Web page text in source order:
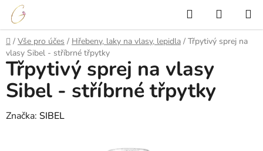
Přejít
obsah
Hledat
KOŠÍK
Domů
/ Vše pro účes / Hřebeny, laky na vlasy, lepidla / Třpytivý sprej na
vlasy Sibel - stříbrné třpytky
Třpytivý sprej na vlasy
Sibel - stříbrné třpytky
Značka: SIBEL